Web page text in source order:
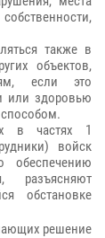
также в
объектов,
если это
или здоровью
в частях 1
войск
обеспечению
разъясняют
обстановке
решение